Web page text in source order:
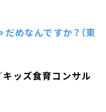
めなんですか？（東
キッズ食育コンサル